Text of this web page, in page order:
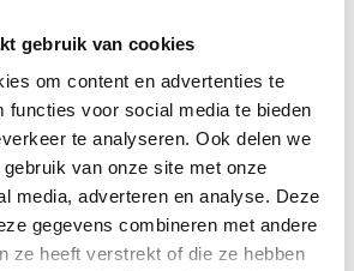
gebruik van cookies
om content en advertenties te
functies voor social media te bieden
te analyseren. Ook delen we
van onze site met onze
media, adverteren en analyse. Deze
gegevens combineren met andere
ze heeft verstrekt of die ze hebben